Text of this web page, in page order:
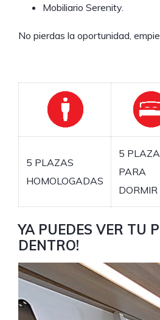
Mobiliario Serenity.
No pierdas la oportunidad,
5 PLAZAS
HOMOLOGADAS
5
PARA
DORMIR
YA PUEDES VER TU
DENTRO!